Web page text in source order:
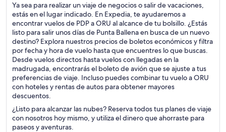
Ya sea para realizar un viaje de negocios o salir de vacaciones,
estás en el lugar indicado. En Expedia, te ayudaremos a
encontrar vuelos de PDP a ORU al alcance de tu bolsillo. ¿Estás
listo para salir unos días de Punta Ballena en busca de un nuevo
destino? Explora nuestros precios de boletos económicos y filtra
por fecha y hora de vuelo hasta que encuentres lo que buscas.
Desde vuelos directos hasta vuelos con llegadas en la
madrugada, encontrarás el boleto de avión que se ajuste a tus
preferencias de viaje. Incluso puedes combinar tu vuelo a ORU
con hoteles y rentas de autos para obtener mayores
descuentos.
¿Listo para alcanzar las nubes? Reserva todos tus planes de viaje
con nosotros hoy mismo, y utiliza el dinero que ahorraste para
paseos y aventuras.